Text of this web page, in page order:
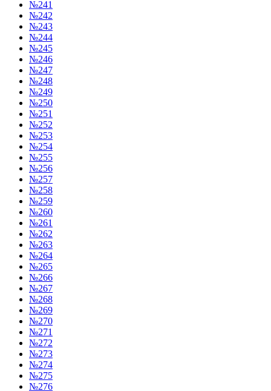
№241
№242
№243
№244
№245
№246
№247
№248
№249
№250
№251
№252
№253
№254
№255
№256
№257
№258
№259
№260
№261
№262
№263
№264
№265
№266
№267
№268
№269
№270
№271
№272
№273
№274
№275
№276